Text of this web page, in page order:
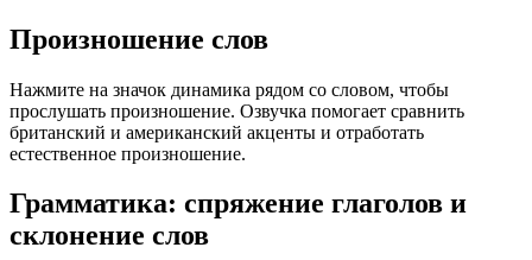
Произношение слов
Нажмите на значок динамика рядом со словом, чтобы
прослушать произношение. Озвучка помогает сравнить
британский и американский акценты и отработать
естественное произношение.
Грамматика: спряжение глаголов и
склонение слов